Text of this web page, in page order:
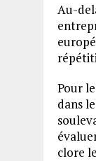
Au-
Pour
dans
clore